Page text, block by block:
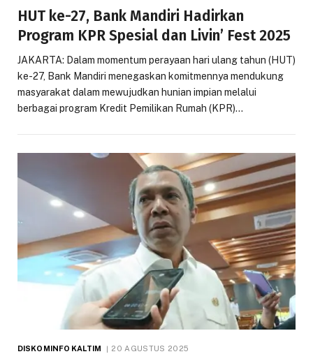
HUT ke-27, Bank Mandiri Hadirkan
Program KPR Spesial dan Livin’ Fest 2025
JAKARTA: Dalam momentum perayaan hari ulang tahun (HUT)
ke-27, Bank Mandiri menegaskan komitmennya mendukung
masyarakat dalam mewujudkan hunian impian melalui
berbagai program Kredit Pemilikan Rumah (KPR)…
DISKOMINFO KALTIM 20 AGUSTUS 2025